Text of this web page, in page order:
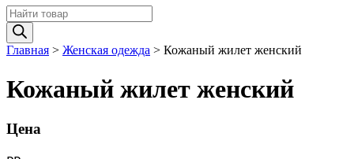
Поиск
товаров
Главная > Женская одежда > Кожаный жилет женский
Кожаный жилет женский
Цена